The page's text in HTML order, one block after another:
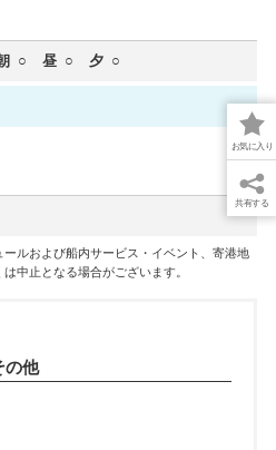
お気に入り
共有する
昼 夕
ルおよび船内サービス・イベント、寄港地
中止となる場合がございます。
の他